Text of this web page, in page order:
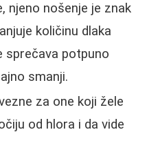
njeno nošenje je znak
količinu dlaka
sprečava potpuno
smanji.
za one koji žele
od hlora i da vide